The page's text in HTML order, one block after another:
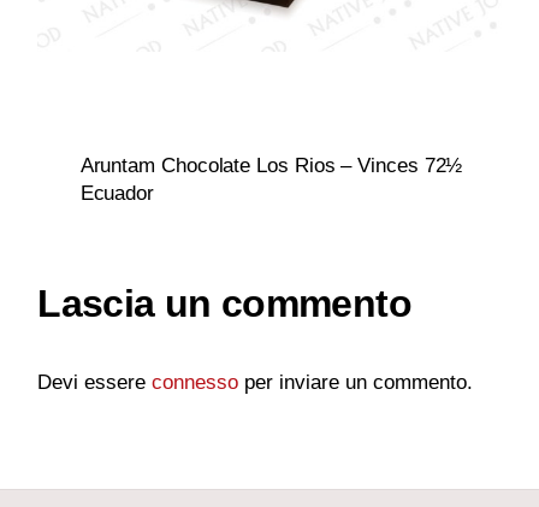
Aruntam Chocolate Los Rios – Vinces 72½
Ecuador
Lascia un commento
Devi essereconnesso per inviare un commento.